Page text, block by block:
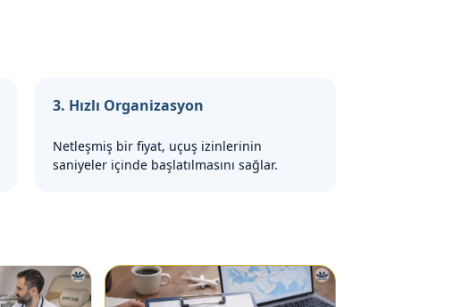
3. Hızlı Organizasyon
Netleşmiş bir fiyat, uçuş izinlerinin
saniyeler içinde başlatılmasını sağlar.